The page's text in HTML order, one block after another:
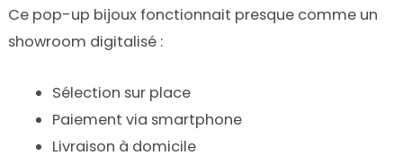
Ce pop-up bijoux fonctionnait presque comme un
showroom digitalisé :
Sélection sur place
Paiement via smartphone
Livraison à domicile